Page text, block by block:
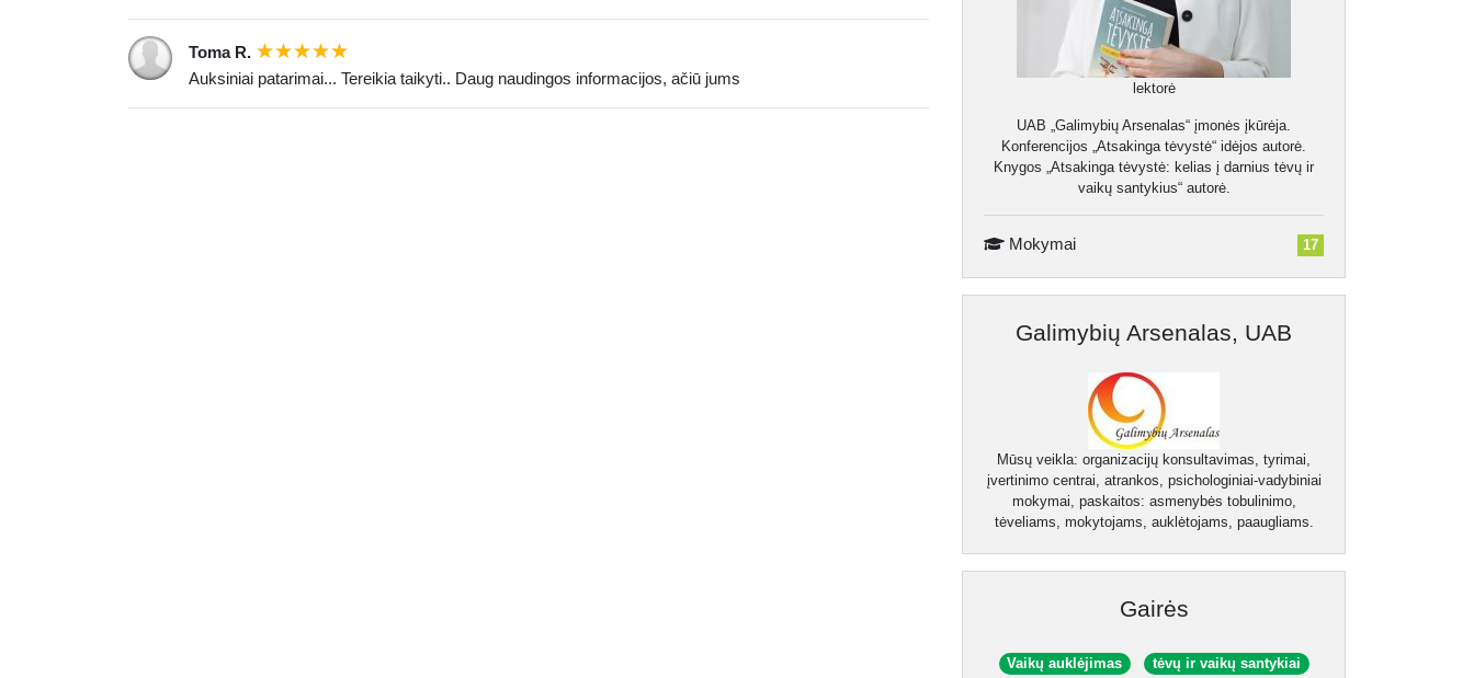
Toma R.
Auksiniai patarimai... Tereikia taikyti.. Daug naudingos informacijos, ačiū jums
lektorė
UAB „Galimybių Arsenalas“ įmonės įkūrėja.
Konferencijos „Atsakinga tėvystė“ idėjos autorė.
Knygos „Atsakinga tėvystė: kelias į darnius tėvų ir
vaikų santykius“ autorė.
Mokymai 17
Galimybių Arsenalas, UAB
Mūsų veikla: organizacijų konsultavimas, tyrimai,
įvertinimo centrai, atrankos, psichologiniai-vadybiniai
mokymai, paskaitos: asmenybės tobulinimo,
tėveliams, mokytojams, auklėtojams, paaugliams.
Gairės
Vaikų auklėjimas tėvų ir vaikų santykiai